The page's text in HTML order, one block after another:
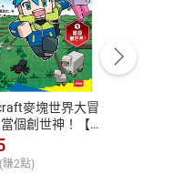
12:00、
假日休息)
麥塊世界大冒
個創世神！【電
(賺2點)